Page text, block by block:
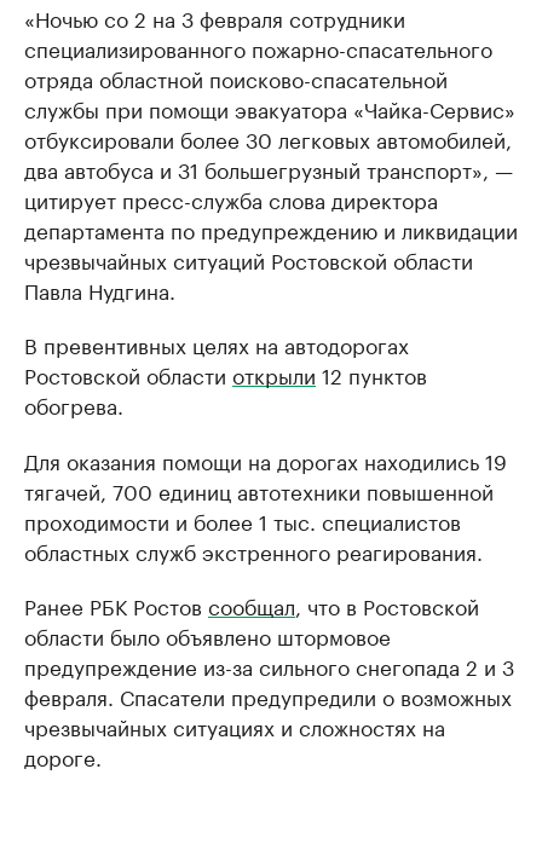
«Ночью со 2 на 3 февраля сотрудники
специализированного пожарно-спасательного
отряда областной поисково-спасательной
службы при помощи эвакуатора «Чайка-Сервис»
отбуксировали более 30 легковых автомобилей,
два автобуса и 31 большегрузный транспорт», —
цитирует пресс-служба слова директора
департамента по предупреждению и ликвидации
чрезвычайных ситуаций Ростовской области
Павла Нудгина.
В превентивных целях на автодорогах
Ростовской области открыли 12 пунктов
обогрева.
Для оказания помощи на дорогах находились 19
тягачей, 700 единиц автотехники повышенной
проходимости и более 1 тыс. специалистов
областных служб экстренного реагирования.
Ранее РБК Ростов сообщал , что в Ростовской
области было объявлено штормовое
предупреждение из-за сильного снегопада 2 и 3
февраля. Спасатели предупредили о возможных
чрезвычайных ситуациях и сложностях на
дороге.